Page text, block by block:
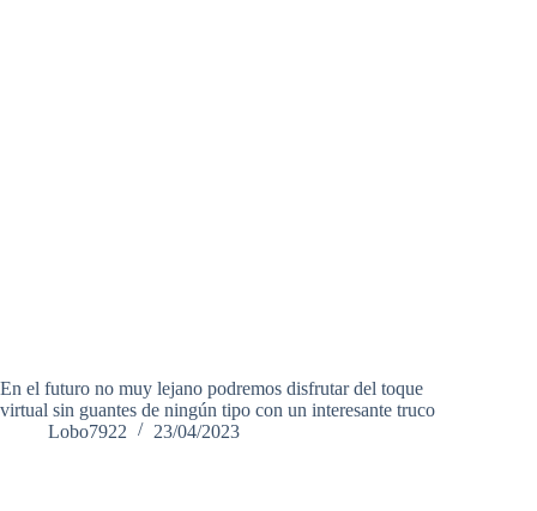
En el futuro no muy lejano podremos disfrutar del toque
virtual sin guantes de ningún tipo con un interesante truco
Lobo7922
23/04/2023